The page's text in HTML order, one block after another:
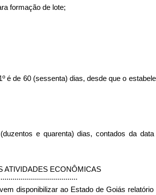
formação de lote;
é de 60 (sessenta) dias, desde que o
e quarenta) dias, contados da
ATIVIDADES ECONÔMICAS
disponibilizar ao Estado de Goiás